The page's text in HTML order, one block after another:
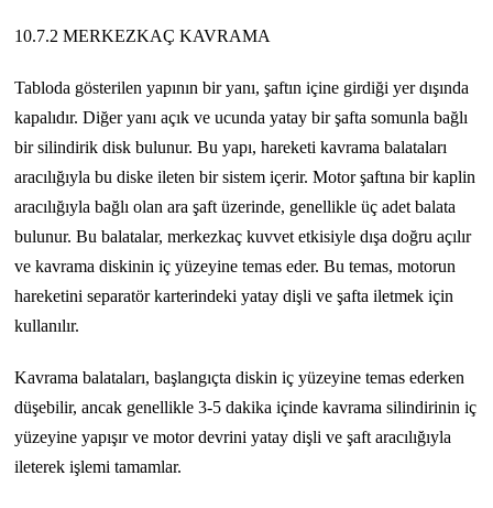
10.7.2 MERKEZKAÇ KAVRAMA
Tabloda gösterilen yapının bir yanı, şaftın içine girdiği yer dışında
kapalıdır. Diğer yanı açık ve ucunda yatay bir şafta somunla bağlı
bir silindirik disk bulunur. Bu yapı, hareketi kavrama balataları
aracılığıyla bu diske ileten bir sistem içerir. Motor şaftına bir kaplin
aracılığıyla bağlı olan ara şaft üzerinde, genellikle üç adet balata
bulunur. Bu balatalar, merkezkaç kuvvet etkisiyle dışa doğru açılır
ve kavrama diskinin iç yüzeyine temas eder. Bu temas, motorun
hareketini separatör karterindeki yatay dişli ve şafta iletmek için
kullanılır.
Kavrama balataları, başlangıçta diskin iç yüzeyine temas ederken
düşebilir, ancak genellikle 3-5 dakika içinde kavrama silindirinin iç
yüzeyine yapışır ve motor devrini yatay dişli ve şaft aracılığıyla
ileterek işlemi tamamlar.